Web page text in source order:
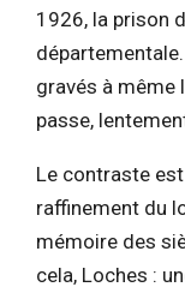
1926, la prison
gravés à même
passe,
Le contraste
raffinement du
mémoire des
cela, Loches :